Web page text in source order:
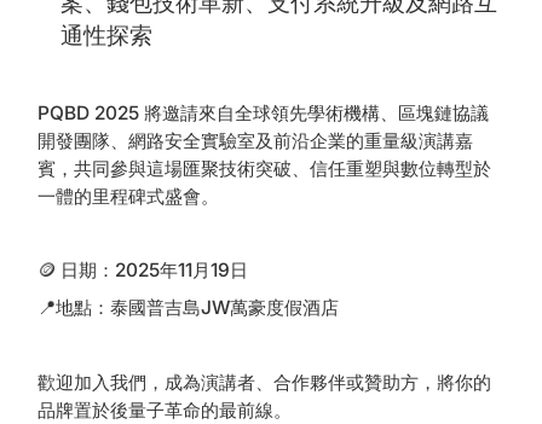
通性探索
PQBD 2025 將邀請來自全球領先學術機構、區塊鏈協議
開發團隊、網路安全實驗室及前沿企業的重量級演講嘉
賓，共同參與這場匯聚技術突破、信任重塑與數位轉型於
一體的里程碑式盛會。
🪙 日期：2025年11月19日
📍地點：泰國普吉島JW萬豪度假酒店
歡迎加入我們，成為演講者、合作夥伴或贊助方，將你的
品牌置於後量子革命的最前線。